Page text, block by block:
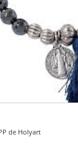
de Holyart
em hematita e